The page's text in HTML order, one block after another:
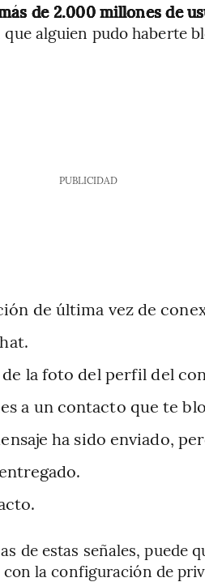
de 2.000 millones de
alguien pudo haberte
PUBLICIDAD
de última vez de
la foto del perfil del
a un contacto que te
ha sido enviado,
de estas señales, puede
la configuración de